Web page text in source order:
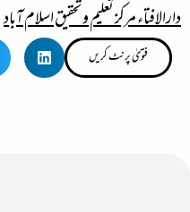
دارالافتاء مرکز تعلیم وتحقیق اسلام آباد
فتویٰ پرنٹ کریں